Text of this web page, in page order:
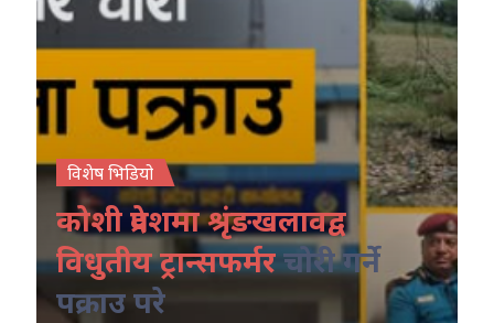
विशेष भिडियो
कोशी प्रदेशमा श्रृंङखलावद्व
विधुतीय ट्रान्सफर्मरचोरी गर्ने
पक्राउ परे